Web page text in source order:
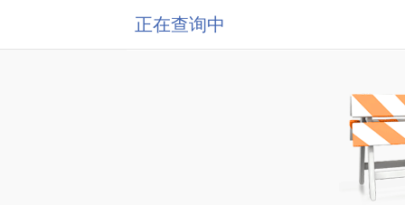
正在查询中